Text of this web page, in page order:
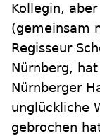
Kollegin,
(gemeinsam
Regisseur
Nürnberg,
Nürnberger
unglückliche
gebrochen